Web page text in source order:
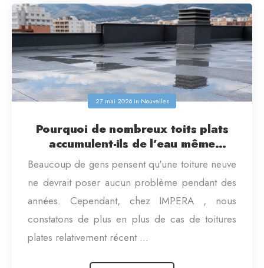
27 mai 2026in Nouvelles
Pourquoi de nombreux toits plats
accumulent-ils de l’eau même
lorsqu’ils sont neufs ?
Beaucoup de gens pensent qu'une toiture neuve
ne devrait poser aucun problème pendant des
années. Cependant, chez IMPERA , nous
constatons de plus en plus de cas de toitures
plates relativement récent ...